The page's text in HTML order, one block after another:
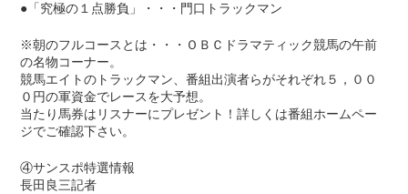
●「究極の１点勝負」・・・門口トラックマン
※朝のフルコースとは・・・ＯＢＣドラマティック競馬の午前
の名物コーナー。
競馬エイトのトラックマン、番組出演者らがそれぞれ５，００
０円の軍資金でレースを大予想。
当たり馬券はリスナーにプレゼント！詳しくは番組ホームペー
ジでご確認下さい。
④サンスポ特選情報
長田良三記者